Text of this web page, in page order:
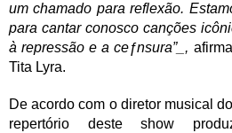
um chamado para reflexão.
para cantar conosco canções
à repressão e a ceƒnsura”_,
Tita Lyra.
De acordo com o diretor musical
repertório deste show